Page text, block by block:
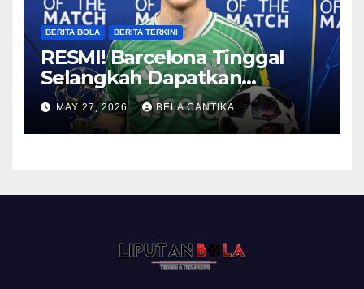
BERITA BOLA BERITA TERKINI
RESMI! Barcelona Tinggal
Selangkah Dapatkan
Anthony Gordon
MAY 27, 2026 BELA CANTIKA